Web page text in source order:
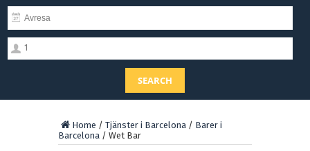
1
SEARCH
Home / Tjänster i Barcelona / Barer i
Barcelona / Wet Bar